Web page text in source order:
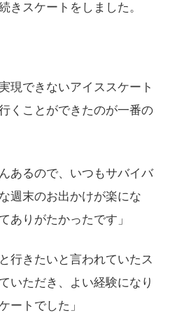
きスケートをしました。
現できないアイススケート
くことができたのが一番の
あるので、いつもサバイバ
週末のお出かけが楽にな
ありがたかったです」
行きたいと言われていたス
いただき、よい経験になり
ートでした」